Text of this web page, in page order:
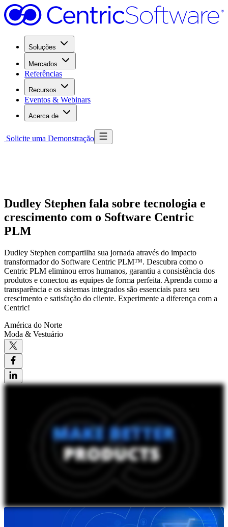
Soluções
Mercados
Referências
Recursos
Eventos & Webinars
Acerca de
Solicite uma Demonstração
Dudley Stephen fala sobre tecnologia e
crescimento com o Software Centric
PLM
Dudley Stephen compartilha sua jornada através do impacto
transformador do Software Centric PLM™. Descubra como o
Centric PLM eliminou erros humanos, garantiu a consistência dos
produtos e conectou as equipes de forma perfeita. Aprenda como a
transparência e os sistemas integrados são essenciais para seu
crescimento e satisfação do cliente. Experimente a diferença com a
Centric!
América do Norte
Moda & Vestuário